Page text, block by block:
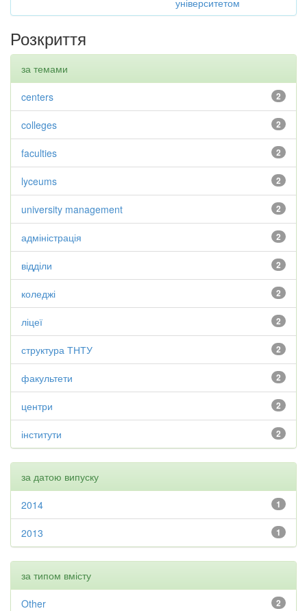
університетом
Розкриття
за темами
2
centers
2
colleges
2
faculties
2
lyceums
2
university management
2
адміністрація
2
відділи
2
коледжі
2
ліцеї
2
структура ТНТУ
2
факультети
2
центри
2
інститути
за датою випуску
1
2014
1
2013
за типом вмісту
2
Other